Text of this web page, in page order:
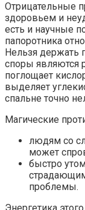
Отрицательные
здоровьем и
есть и научные
папоротника
Нельзя держать
споры являются
поглощает
выделяет
спальне точно
Магические
людям со
может
быстро
проблемы.